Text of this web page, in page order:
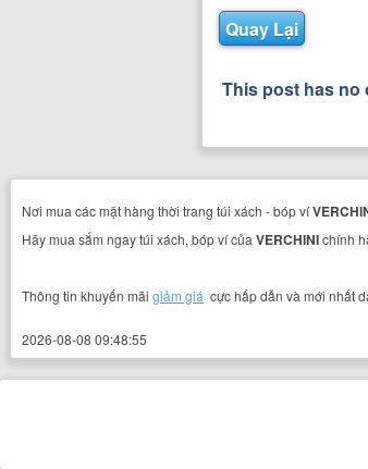
Quay Lại
This post has no
Nơi mua các mặt hàng thời trang túi xách - bóp ví
Hãy mua sắm ngay túi xách, bóp ví của VERCHINIchính
Thông tin khuyến mãi giảm giá cực hấp dẫn và mới nhất
2026-08-08 09:48:55